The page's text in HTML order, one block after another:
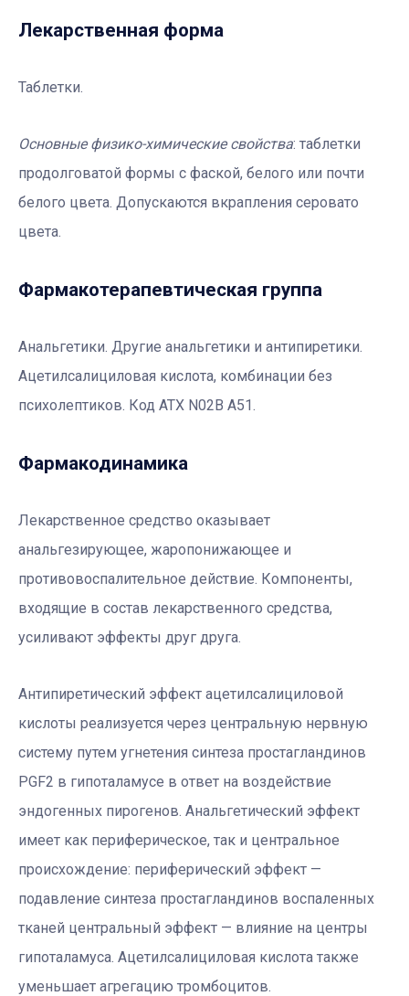
Лекарственная форма
Таблетки.
Основные физико-химические свойства: таблетки
продолговатой формы с фаской, белого или почти
белого цвета. Допускаются вкрапления серовато
цвета.
Фармакотерапевтичеcкая группа
Анальгетики. Другие анальгетики и антипиретики.
Ацетилсалициловая кислота, комбинации без
психолептиков. Код АТХ N02B A51.
Фармакодинамика
Лекарственное средство оказывает
анальгезирующее, жаропонижающее и
противовоспалительное действие. Компоненты,
входящие в состав лекарственного средства,
усиливают эффекты друг друга.
Антипиретический эффект ацетилсалициловой
кислоты реализуется через центральную нервную
систему путем угнетения синтеза простагландинов
РGF2 в гипоталамусе в ответ на воздействие
эндогенных пирогенов. Анальгетический эффект
имеет как периферическое, так и центральное
происхождение: периферический эффект —
подавление синтеза простагландинов воспаленных
тканей центральный эффект — влияние на центры
гипоталамуса. Ацетилсалициловая кислота также
уменьшает агрегацию тромбоцитов.